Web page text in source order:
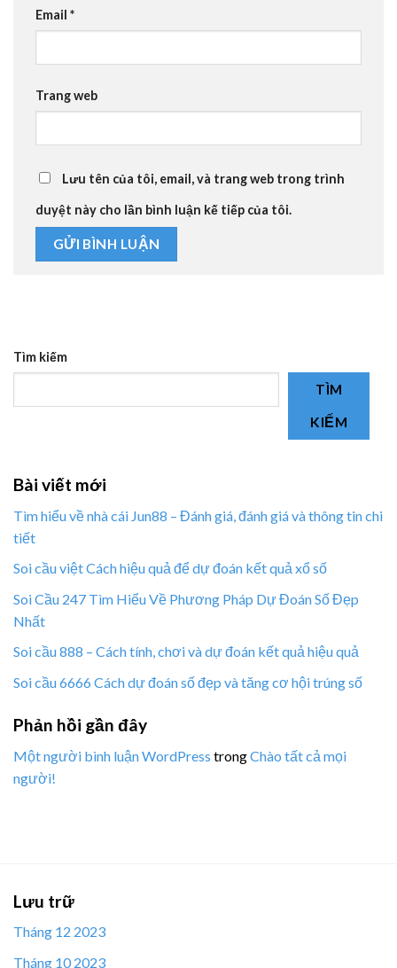
Tìm kiếm
TÌM
KIẾM
Bài viết mới
Tìm hiểu về nhà cái Jun88 – Đánh giá, đánh giá và thông tin chi
tiết
Soi cầu việt Cách hiệu quả để dự đoán kết quả xổ số
Soi Cầu 247 Tìm Hiểu Về Phương Pháp Dự Đoán Số Đẹp
Nhất
Soi cầu 888 – Cách tính, chơi và dự đoán kết quả hiệu quả
Soi cầu 6666 Cách dự đoán số đẹp và tăng cơ hội trúng số
Phản hồi gần đây
Một người bình luận WordPress trongChào tất cả mọi
người!
Email *
Trang web
Lưu tên của tôi, email, và trang web trong trình
duyệt này cho lần bình luận kế tiếp của tôi.
Lưu trữ
Tháng 12 2023
Tháng 10 2023